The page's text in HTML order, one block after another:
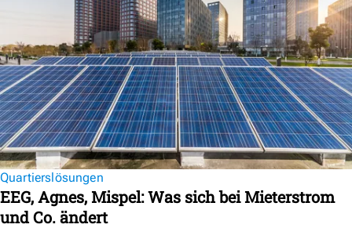
Quartierslösungen
EEG, Agnes, Mispel: Was sich bei Mieterstrom
und Co. ändert